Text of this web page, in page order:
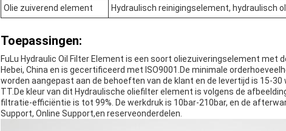
Olie zuiverend element Hydraulisch reinigingselement, hydraulisch
Toepassingen:
FuLu Hydraulic Oil Filter Element is een soort oliezuiveringselement met
Hebei, China en is gecertificeerd met ISO9001.De minimale
worden aangepast aan de behoeften van de klant en de levertijd is 15-
TT.De kleur van dit Hydraulische oliefilter element is volgens de
filtratie-efficiëntie is tot 99%. De werkdruk is 10bar-210bar, en de
Support, Online Support,en reserveonderdelen.